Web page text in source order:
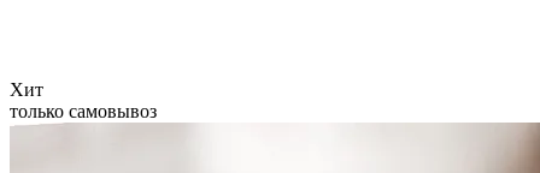
Хит
только самовывоз